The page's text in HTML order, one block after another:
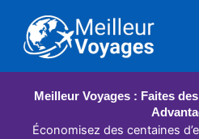
contenu
Meilleur Voyages : Faites
Économisez des centaines